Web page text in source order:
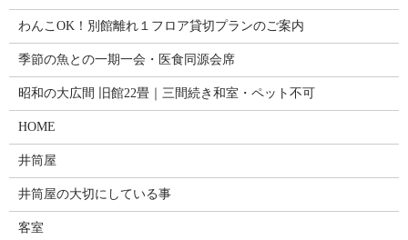
わんこOK！別館離れ１フロア貸切プランのご案内
季節の魚との一期一会・医食同源会席
昭和の大広間 旧館22畳｜三間続き和室・ペット不可
HOME
井筒屋
井筒屋の大切にしている事
客室